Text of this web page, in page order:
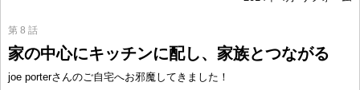
第 8 話
家の中心にキッチンに配し、家族とつながる
joe porterさんのご自宅へお邪魔してきました！